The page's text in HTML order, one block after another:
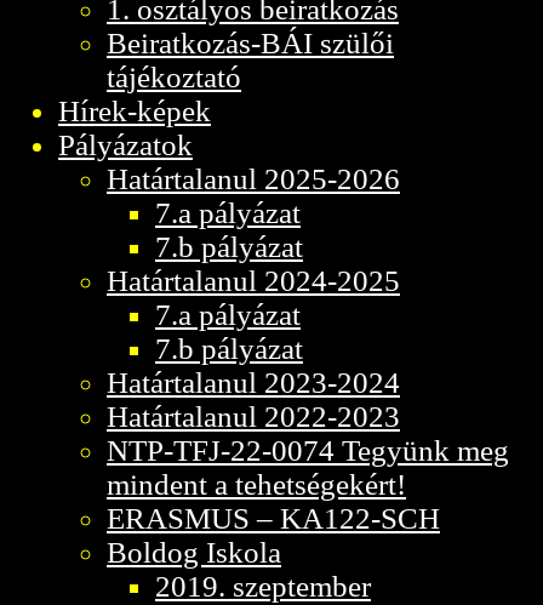
1. osztályos beiratkozás
Beiratkozás-BÁI szülői
tájékoztató
Hírek-képek
Pályázatok
Határtalanul 2025-2026
7.a pályázat
7.b pályázat
Határtalanul 2024-2025
7.a pályázat
7.b pályázat
Határtalanul 2023-2024
Határtalanul 2022-2023
NTP-TFJ-22-0074 Tegyünk meg
mindent a tehetségekért!
ERASMUS – KA122-SCH
Boldog Iskola
2019. szeptember